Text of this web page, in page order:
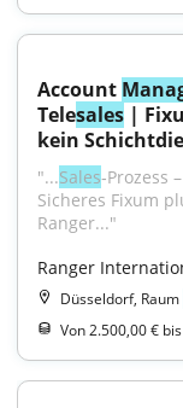
Account
Telesales |
kein
"...Sales‑Prozess
Sicheres Fixum
Ranger..."
Ranger
Düsseldorf, Raum
Von 2.500,00 €